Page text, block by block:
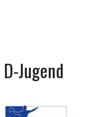
Jugend